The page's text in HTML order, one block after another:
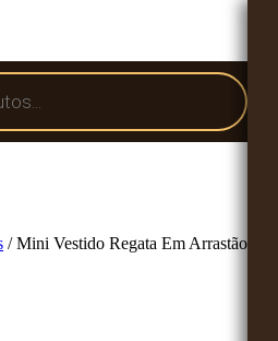
/ Mini Vestido Regata Em Arrastão